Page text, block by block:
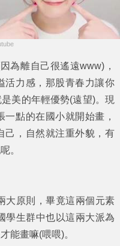
為離自己很遙遠www)，
活力感，那股青春力讓你
美的年輕優勢(遠望)。現
點的在國小就開始畫，
己，自然就注重外貌，有
。
大原則，畢竟這兩個元素
學生群中也以這兩大派為
能畫嘛(喂喂)。